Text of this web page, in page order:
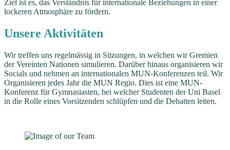
Ziel ist es, das Verständnis für internationale Beziehungen in einer
lockeren Atmosphäre zu fördern.
Unsere Aktivitäten
Wir treffen uns regelmässig in Sitzungen, in welchen wir Gremien
der Vereinten Nationen simulieren. Darüber hinaus organisieren wir
Socials und nehmen an internationalen MUN-Konferenzen teil. Wir
Organisieren jedes Jahr die MUN Regio. Dies ist eine MUN-
Konferenz für Gymnasiasten, bei welcher Studenten der Uni Basel
in die Rolle eines Vorsitzenden schlüpfen und die Debatten leiten.